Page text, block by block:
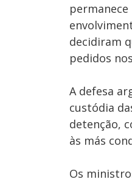
decidiram
pedidos
A defesa
custódia
detenção,
às más
Os